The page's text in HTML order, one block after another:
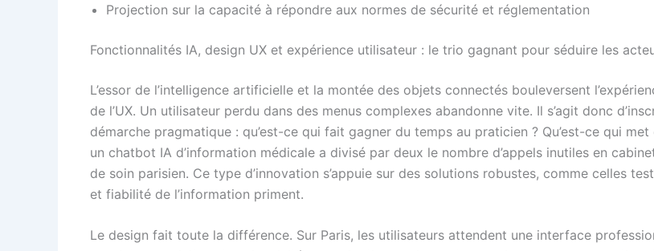
Projection sur la capacité à répondre aux normes de sécurité et réglementation
Fonctionnalités IA, design UX et expérience utilisateur : le trio gagnant pour séduire les
L’essor de l’intelligence artificielle et la montée des objets connectés bouleversent
de l’UX. Un utilisateur perdu dans des menus complexes abandonne vite. Il s’agit donc
démarche pragmatique : qu’est-ce qui fait gagner du temps au praticien ? Qu’est-ce qui
un chatbot IA d’information médicale a divisé par deux le nombre d’appels inutiles en
de soin parisien. Ce type d’innovation s’appuie sur des solutions robustes, comme celles
et fiabilité de l’information priment.
Le design fait toute la différence. Sur Paris, les utilisateurs attendent une interface